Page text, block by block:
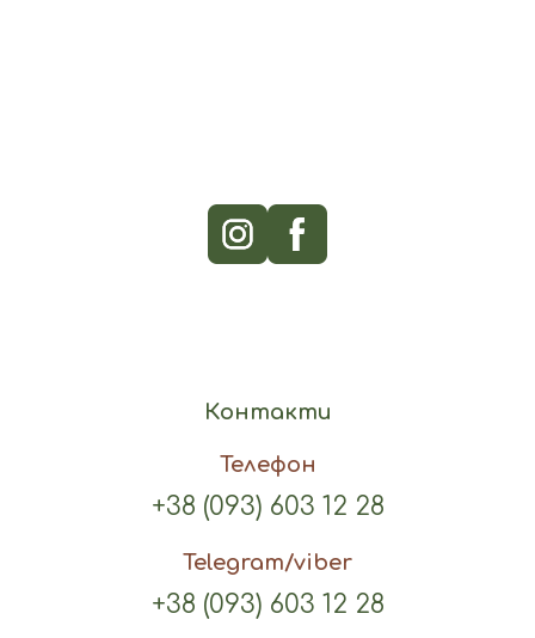
Контакти
Телефон
+38 (093) 603 12 28
Telegram/viber
+38 (093) 603 12 28